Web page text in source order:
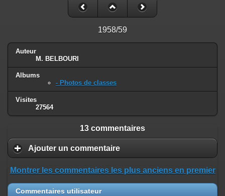
1958/59
Auteur
M. BELBOURI
Albums
- Photos de classes
Visites
27564
13 commentaires
Ajouter un commentaire
Montrer les commentaires les plus anciens en premier
Commentaires utilisateur